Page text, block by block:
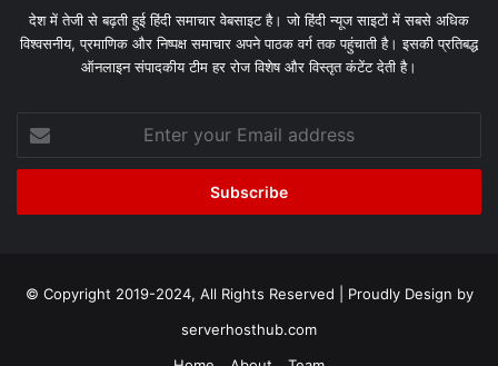
देश में तेजी से बढ़ती हुई हिंदी समाचार वेबसाइट है। जो हिंदी न्यूज साइटों में सबसे अधिक
विश्वसनीय, प्रमाणिक और निष्पक्ष समाचार अपने पाठक वर्ग तक पहुंचाती है। इसकी प्रतिबद्ध
ऑनलाइन संपादकीय टीम हर रोज विशेष और विस्तृत कंटेंट देती है।
your
Email
© Copyright 2019-2024, All Rights Reserved | Proudly Design by
serverhosthub.com